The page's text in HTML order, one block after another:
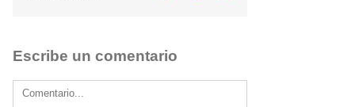
Escribe un comentario
Comment